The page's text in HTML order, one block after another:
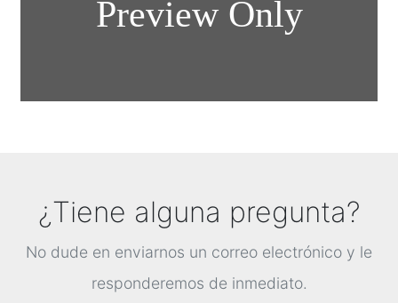
¿Tiene alguna pregunta?
No dude en enviarnos un correo electrónico y le
responderemos de inmediato.